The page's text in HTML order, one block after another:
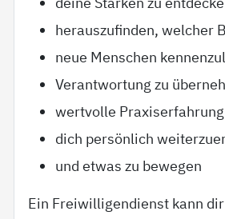
herauszufinden, welcher
neue Menschen
Verantwortung zu
wertvolle
dich persönlich
und etwas zu bewegen
Ein Freiwilligendienst kann